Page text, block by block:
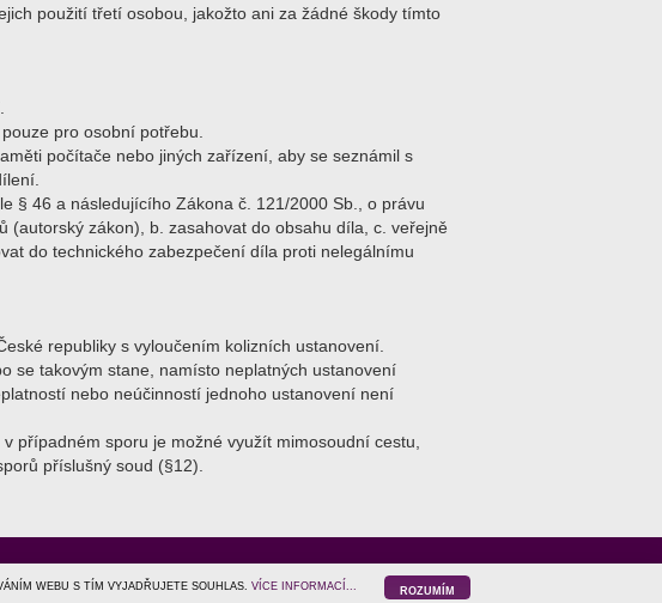
WEBU S TÍM VYJADŘUJETE SOUHLAS. VÍCE INFORMACÍ... ROZUMÍM
použití třetí osobou, jakožto ani za žádné škody tímto
pro osobní potřebu.
počítače nebo jiných zařízení, aby se seznámil s
§ 46 a následujícího Zákona č. 121/2000 Sb., o právu
zákon), b. zasahovat do obsahu díla, c. veřejně
do technického zabezpečení díla proti nelegálnímu
republiky s vyloučením kolizních ustanovení.
se takovým stane, namísto neplatných ustanovení
nebo neúčinností jednoho ustanovení není
případném sporu je možné využít mimosoudní cestu,
příslušný soud (§12).